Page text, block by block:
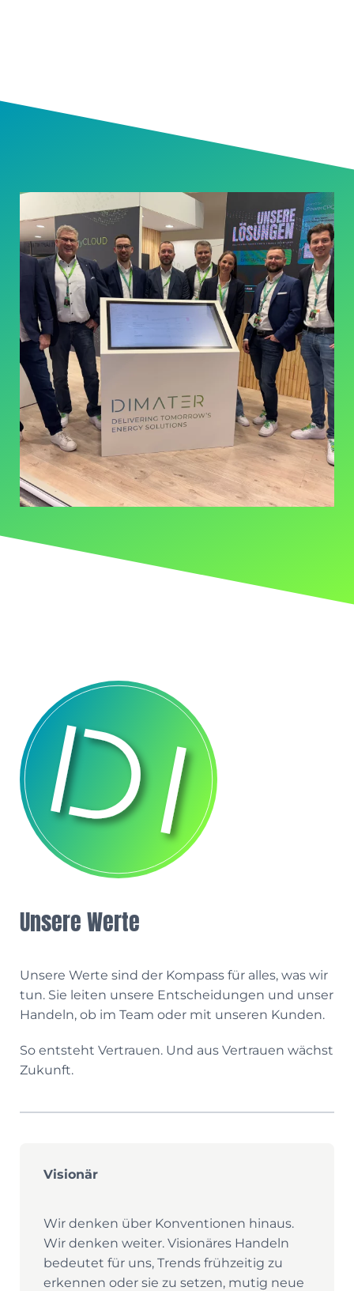
Unsere Werte
Unsere Werte sind der Kompass für alles, was wir
tun. Sie leiten unsere Entscheidungen und unser
Handeln, ob im Team oder mit unseren Kunden.
So entsteht Vertrauen. Und aus Vertrauen wächst
Zukunft.
Visionär
Wir denken über Konventionen hinaus.
Wir denken weiter. Visionäres Handeln
bedeutet für uns, Trends frühzeitig zu
erkennen oder sie zu setzen, mutig neue